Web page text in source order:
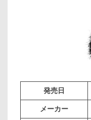
発売日
メーカー